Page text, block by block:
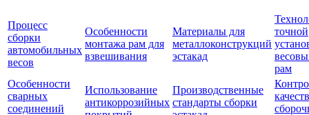
Процесс
сборки
автомобильных
весов
Особенности
монтажа рам для
взвешивания
Материалы для
металлоконструкций
эстакад
точной
рам
Особенности
сварных
соединений
Использование
антикоррозийных
Производственные
стандарты сборки